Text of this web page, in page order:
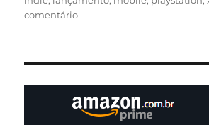
comentárioem
ao
Ayrton
Senna,